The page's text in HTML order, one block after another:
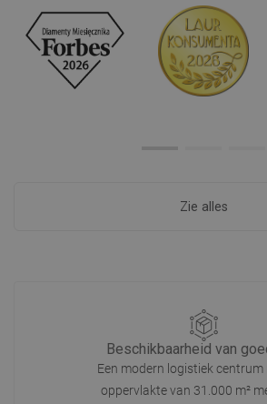
Zie alles
Beschikbaarheid van
Een modern logistiek centrum
oppervlakte van 31.000 m²